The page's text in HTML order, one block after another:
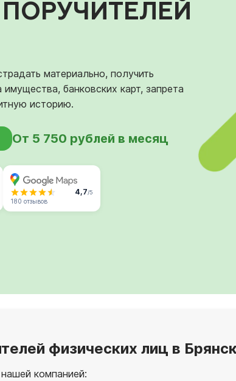
материально, получить
банковских карт, запрета
историю.
От 5 750 рублей в месяц
4,7/5
180 отзывов
физических лиц в
компанией: